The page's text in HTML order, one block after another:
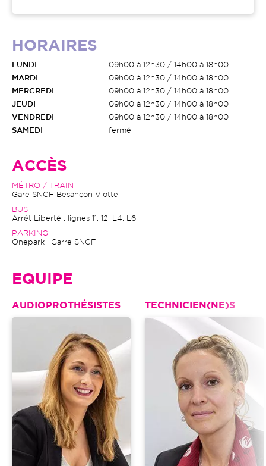
HORAIRES
LUNDI
09h00 à 12h30 / 14h00 à 18h00
MARDI
09h00 à 12h30 / 14h00 à 18h00
MERCREDI
09h00 à 12h30 / 14h00 à 18h00
JEUDI
09h00 à 12h30 / 14h00 à 18h00
VENDREDI
09h00 à 12h30 / 14h00 à 18h00
SAMEDI
fermé
ACCÈS
MÉTRO / TRAIN
Gare SNCF Besançon Viotte
BUS
Arrêt Liberté : lignes 11, 12, L4, L6
PARKING
Onepark : Garre SNCF
EQUIPE
AUDIOPROTHÉSISTES TECHNICIEN(NE)S